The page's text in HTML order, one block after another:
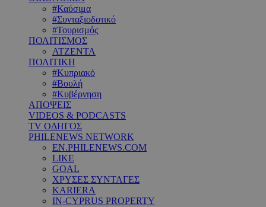
#Καύσιμα
#Συνταξιοδοτικό
#Τουρισμός
ΠΟΛΙΤΙΣΜΟΣ
ΑΤΖΕΝΤΑ
ΠΟΛΙΤΙΚΗ
#Κυπριακό
#Βουλή
#Κυβέρνηση
ΑΠΟΨΕΙΣ
VIDEOS & PODCASTS
TV ΟΔΗΓΟΣ
PHILENEWS NETWORK
EN.PHILENEWS.COM
LIKE
GOAL
ΧΡΥΣΕΣ ΣΥΝΤΑΓΕΣ
KARIERA
IN-CYPRUS PROPERTY